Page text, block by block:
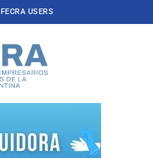
FECRA USERS